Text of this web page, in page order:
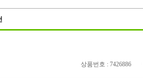
상품번호 : 7426886